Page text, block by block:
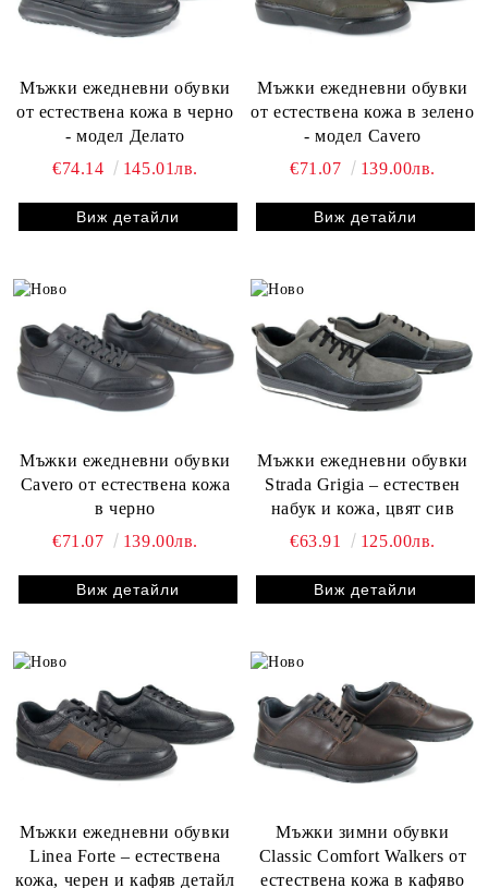
Мъжки ежедневни обувки
от естествена кожа в черно
- модел Делато
€74.14
145.01лв.
Виж детайли
Мъжки ежедневни обувки
от естествена кожа в зелено
- модел Cavero
€71.07
139.00лв.
Виж детайли
Мъжки ежедневни обувки
Cavero от естествена кожа
в черно
€71.07
139.00лв.
Виж детайли
Мъжки ежедневни обувки
Strada Grigia – естествен
набук и кожа, цвят сив
€63.91
125.00лв.
Виж детайли
Мъжки ежедневни обувки
Linea Forte – естествена
кожа, черен и кафяв детайл
Мъжки зимни обувки
Classic Comfort Walkers от
естествена кожа в кафяво